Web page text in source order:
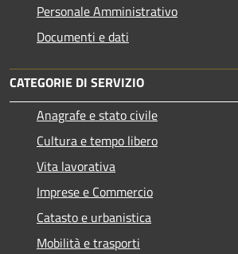
Personale Amministrativo
Documenti e dati
CATEGORIE DI SERVIZIO
Anagrafe e stato civile
Cultura e tempo libero
Vita lavorativa
Imprese e Commercio
Catasto e urbanistica
Mobilità e trasporti